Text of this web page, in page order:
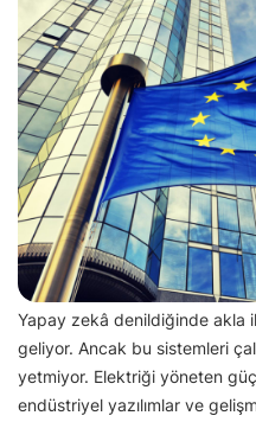
Yapay zekâ denildiğinde akla
geliyor. Ancak bu sistemleri
yetmiyor. Elektriği yöneten
endüstriyel yazılımlar ve